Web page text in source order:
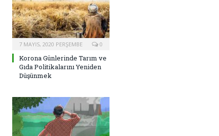
7 MAYIS, 2020 PERŞEMBE 0
Korona Günlerinde Tarım ve
Gıda Politikalarını Yeniden
Düşünmek